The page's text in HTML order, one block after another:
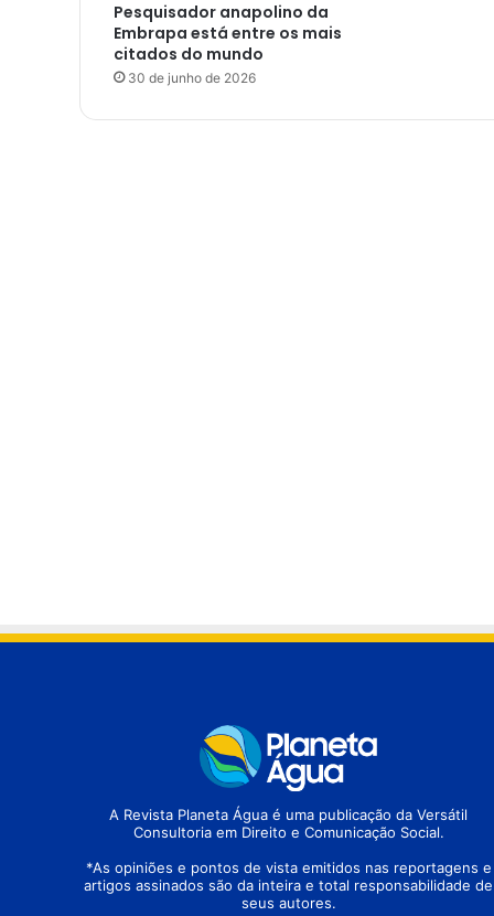
Pesquisador anapolino da
Embrapa está entre os mais
citados do mundo
30 de junho de 2026
A Revista Planeta Água é uma publicação da Versátil
Consultoria em Direito e Comunicação Social.
*As opiniões e pontos de vista emitidos nas reportagens e
artigos assinados são da inteira e total responsabilidade de
seus autores.